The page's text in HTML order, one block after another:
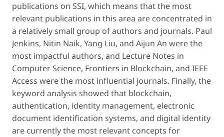
publications on SSI, which means that the most
relevant publications in this area are concentrated in
a relatively small group of authors and journals. Paul
Jenkins, Nitin Naik, Yang Liu, and Aijun An were the
most impactful authors, and Lecture Notes in
Computer Science, Frontiers in Blockchain, and IEEE
Access were the most influential journals. Finally, the
keyword analysis showed that blockchain,
authentication, identity management, electronic
document identification systems, and digital identity
are currently the most relevant concepts for